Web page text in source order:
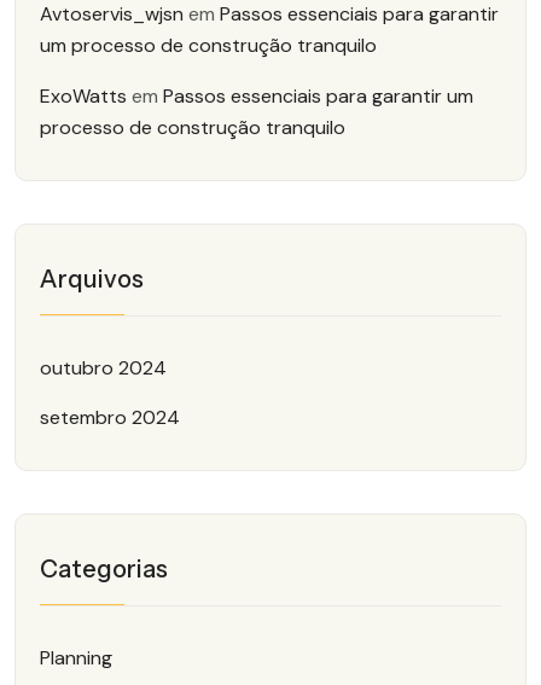
Avtoservis_wjsn em Passos essenciais para garantir
um processo de construção tranquilo
ExoWatts em Passos essenciais para garantir um
processo de construção tranquilo
Arquivos
outubro 2024
setembro 2024
Categorias
Planning